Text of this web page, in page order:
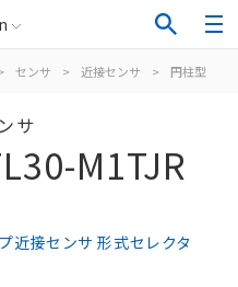
センサ > 近接センサ > 円柱型
サ
M1TJR
近接センサ 形式セレクタ